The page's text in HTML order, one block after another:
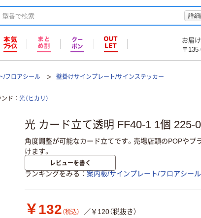
詳細
お届
〒
/フロアシール 壁掛けサインプレート/サインステッカー
ンド 光（ヒカリ）
光 カード立て透明 FF40-1 1個 225-
角度調整が可能なカード立てです。売場店頭のPOPやプ
けます。
レビューを書く
ランキングをみる 案内板/サインプレート/フロアシール
￥132 （税込） ／￥120（税抜き）